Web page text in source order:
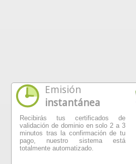
Emisión
instantánea
Recibirás tus certificados de
validación de dominio en solo 2 a 3
minutos tras la confirmación de tu
pago, nuestro sistema está
totalmente automatizado.